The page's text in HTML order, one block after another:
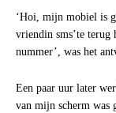
‘Hoi, mijn mobiel is
vriendin sms’te terug
nummer’, was het
Een paar uur later
van mijn scherm was